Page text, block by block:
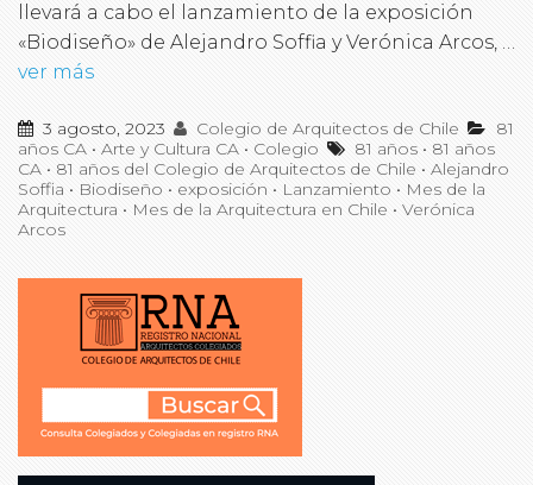
llevará a cabo el lanzamiento de la exposición
«Biodiseño» de Alejandro Soffia y Verónica Arcos, …
ver más
3 agosto, 2023 Colegio de Arquitectos de Chile
81
años CA • Arte y Cultura CA • Colegio 81 años • 81 años
CA • 81 años del Colegio de Arquitectos de Chile • Alejandro
Soffia • Biodiseño • exposición • Lanzamiento • Mes de la
Arquitectura • Mes de la Arquitectura en Chile • Verónica
Arcos